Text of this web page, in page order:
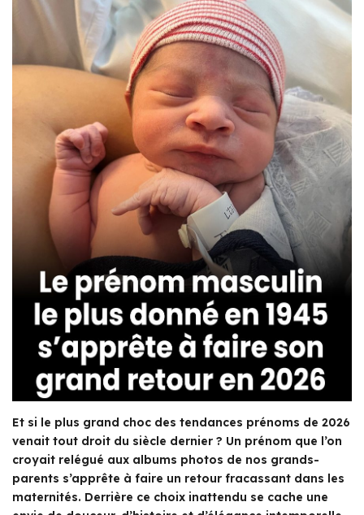
Et si le plus grand choc des tendances prénoms de 2026
venait tout droit du siècle dernier ? Un prénom que l’on
croyait relégué aux albums photos de nos grands-
parents s’apprête à faire un retour fracassant dans les
maternités. Derrière ce choix inattendu se cache une